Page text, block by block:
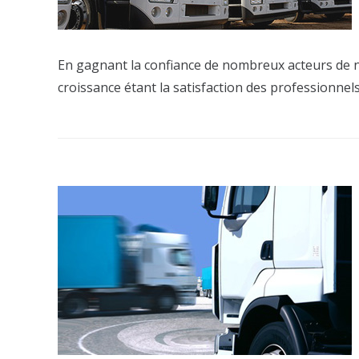
En gagnant la confiance de nombreux acteurs
croissance étant la satisfaction des